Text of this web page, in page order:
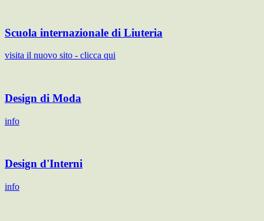
Scuola internazionale di Liuteria
visita il nuovo sito - clicca qui
Design di Moda
info
Design d'Interni
info